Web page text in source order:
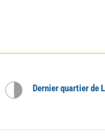
Dernier quartier de